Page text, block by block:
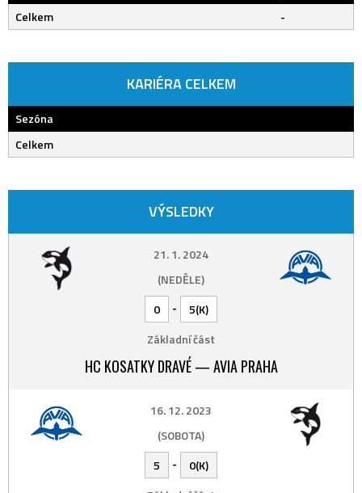
Celkem
-
KARIÉRA CELKEM
Sezóna
Celkem
VÝSLEDKY
21. 1. 2024
(NEDĚLE)
0
-
5(K)
Základní část
HC KOSATKY DRAVÉ — AVIA PRAHA
16. 12. 2023
(SOBOTA)
5
-
0(K)